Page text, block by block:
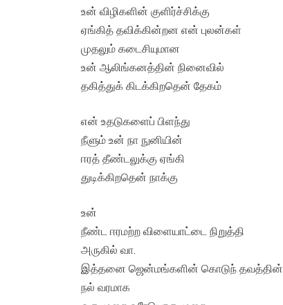
உன் விழிகளின் குளிர்ச்சிக்கு
ஏங்கித் தவிக்கின்றன என் புலன்கள்
முதலும் கடைசியுமான
உன் ஆலிங்கனத்தின் நினைவில்
தகித்துக் கிடக்கிறதென் தேகம்
என் உதடுகளைப் பிளந்து
நீளும் உன் நா நுனியின்
ஈரத் தீண்டலுக்கு ஏங்கி
துடிக்கிறதென் நாக்கு
உன்
நீண்ட ஈரமற்ற விளையாட்டை நிறுத்தி
அருகில் வா.
இத்தனை ஜென்மங்களின் கொடுந் தவத்தின்
நல் வரமாக